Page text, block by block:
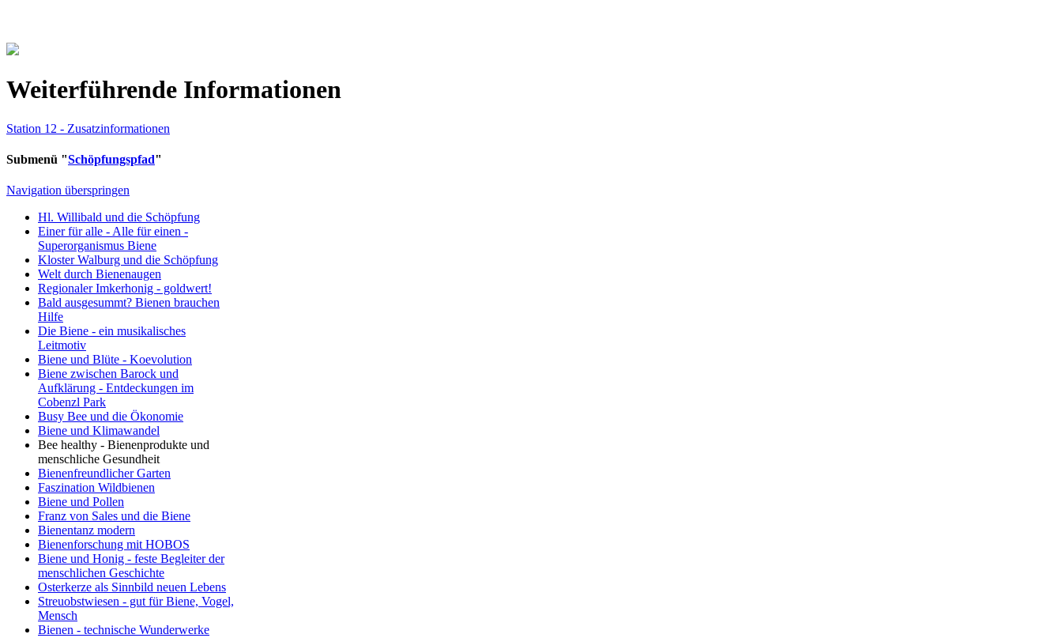
Weiterführende Informationen
Station 12 - Zusatzinformationen
Submenü "Schöpfungspfad"
Navigation überspringen
Hl. Willibald und die Schöpfung
Einer für alle - Alle für einen -
Superorganismus Biene
Kloster Walburg und die Schöpfung
Welt durch Bienenaugen
Regionaler Imkerhonig - goldwert!
Bald ausgesummt? Bienen brauchen
Hilfe
Die Biene - ein musikalisches
Leitmotiv
Biene und Blüte - Koevolution
Biene zwischen Barock und
Aufklärung - Entdeckungen im
Cobenzl Park
Busy Bee und die Ökonomie
Biene und Klimawandel
Bee healthy - Bienenprodukte und
menschliche Gesundheit
Bienenfreundlicher Garten
Faszination Wildbienen
Biene und Pollen
Franz von Sales und die Biene
Bienentanz modern
Bienenforschung mit HOBOS
Biene und Honig - feste Begleiter der
menschlichen Geschichte
Osterkerze als Sinnbild neuen Lebens
Streuobstwiesen - gut für Biene, Vogel,
Mensch
Bienen - technische Wunderwerke